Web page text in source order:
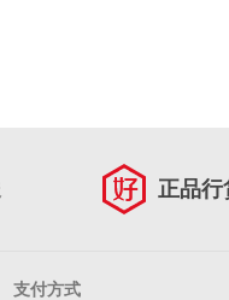
正品行
支付方式